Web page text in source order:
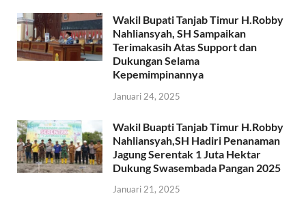
Wakil Bupati Tanjab Timur H.Robby
Nahliansyah, SH Sampaikan
Terimakasih Atas Support dan
Dukungan Selama
Kepemimpinannya
Januari 24, 2025
Wakil Buapti Tanjab Timur H.Robby
Nahliansyah,SH Hadiri Penanaman
Jagung Serentak 1 Juta Hektar
Dukung Swasembada Pangan 2025
Januari 21, 2025